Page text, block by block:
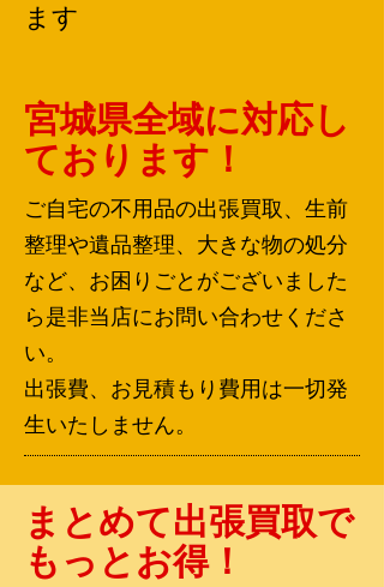
ます
宮城県全域に対応し
ております！
ご自宅の不用品の出張買取、生前
整理や遺品整理、大きな物の処分
など、お困りごとがございました
ら是非当店にお問い合わせくださ
い。
​出張費、お見積もり費用は一切発
生いたしません。
まとめて出張買取で
もっとお得！